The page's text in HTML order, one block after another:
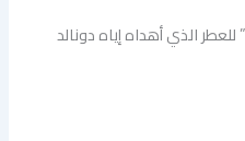
الذي أهداه إياه دونالد